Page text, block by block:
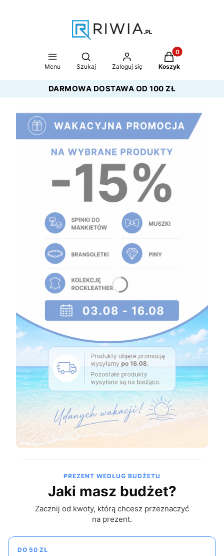
Menu
Otwórz wyszukiwarkę
Szukaj Zaloguj się
Produkty w
Koszyk
DARMOWA DOSTAWA OD 100 ZŁ
PREZENT WEDŁUG BUDŻETU
Jaki masz budżet?
Zacznij od kwoty, którą chcesz przeznaczyć
na prezent.
DO 50 ZŁ